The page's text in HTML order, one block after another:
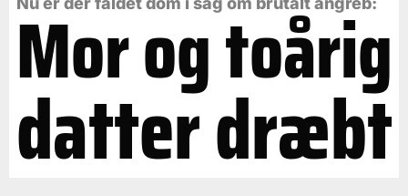
Mor og toårig
datter dræbt